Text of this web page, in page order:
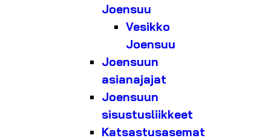
Joensuu
Vesikko
Joensuu
Joensuun
asianajajat
Joensuun
sisustusliikkeet
Katsastusasemat